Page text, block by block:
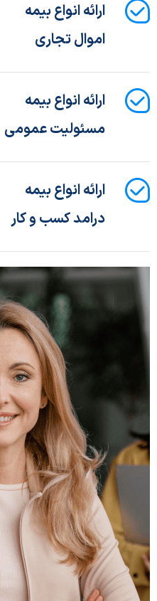
ارائه انواع بیمه
اموال تجاری
ارائه انواع بیمه
مسئولیت عمومی
ارائه انواع بیمه
درامد کسب و کار